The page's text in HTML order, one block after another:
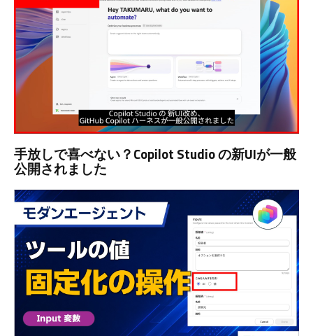
手放しで喜べない？Copilot Studio の新UIが一般
公開されました